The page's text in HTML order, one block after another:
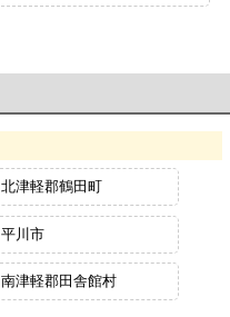
北津軽郡鶴田町
平川市
南津軽郡田舎館村